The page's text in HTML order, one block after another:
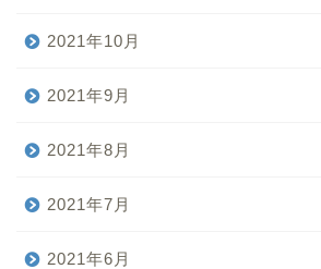
2021年10月
2021年9月
2021年8月
2021年7月
2021年6月